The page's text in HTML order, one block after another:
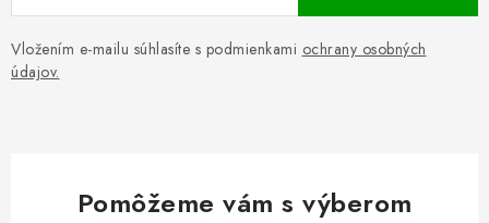
Vložením e-mailu súhlasíte s podmienkami ochrany osobných
údajov.
Pomôžeme vám s výberom